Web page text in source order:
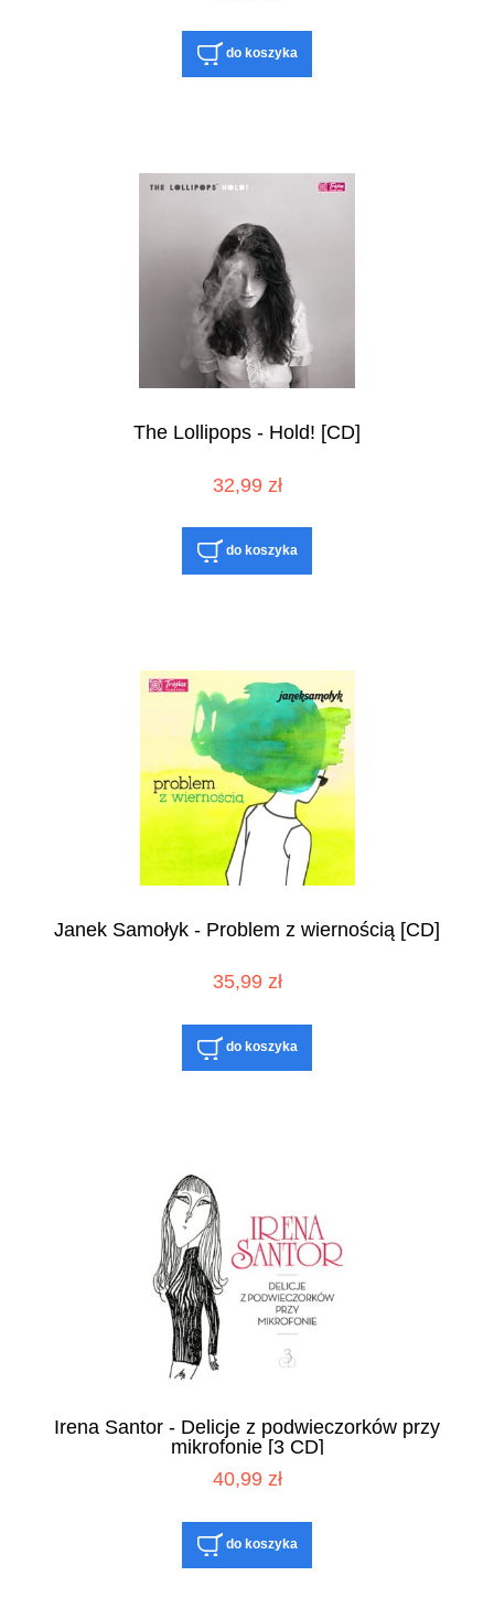
do koszyka
The Lollipops - Hold! [CD]
32,99 zł
do koszyka
Janek Samołyk - Problem z wiernością [CD]
35,99 zł
do koszyka
Irena Santor - Delicje z podwieczorków przy
mikrofonie [3 CD]
40,99 zł
do koszyka